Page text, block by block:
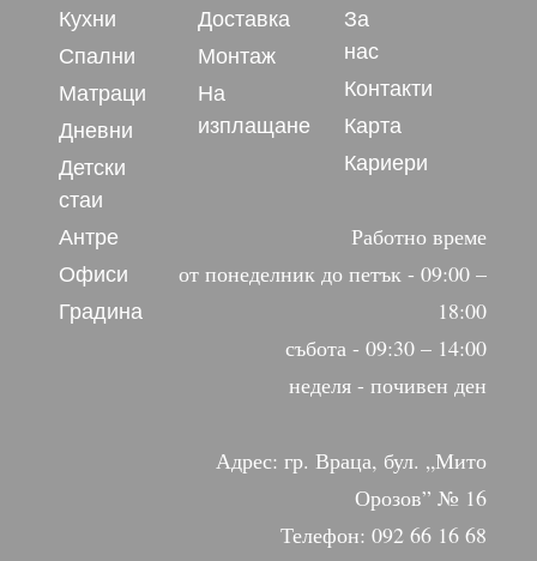
Кухни
Спални
Матраци
Дневни
Детски
стаи
Антре
Офиси
Градина
Доставка
Монтаж
На
изплащане
За
нас
Контакти
Карта
Кариери
Работно време
от понеделник до петък - 09:00 –
18:00
събота - 09:30 – 14:00
неделя - почивен ден
Адрес: гр. Враца, бул. „Мито
Орозов” № 16
Телефон: 092 66 16 68